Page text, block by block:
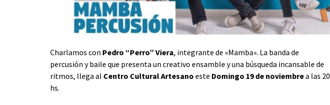
Charlamos con Pedro “Perro” Viera, integrante de «Mamba». La banda de
percusión y baile que presenta un creativo ensamble y una búsqueda incansable de
ritmos, llega al Centro Cultural Artesano este Domingo 19 de noviembrea las 20
hs.